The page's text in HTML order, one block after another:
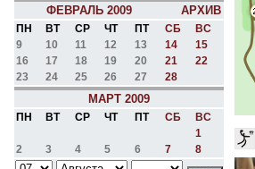
ФЕВРАЛЬ 2009 АРХИВ
ПН ВТ СР ЧТ ПТ СБ
ВС
9
10 11 12 13 14
15
16
17 18 19 20 21
22
23
24 25 26 27 28
МАРТ 2009
ПН ВТ СР ЧТ ПТ СБ
ВС
1
2
3 4 5 6 7 8